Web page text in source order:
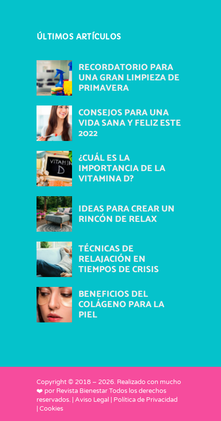
ÚLTIMOS ARTÍCULOS
RECORDATORIO PARA
UNA GRAN LIMPIEZA DE
PRIMAVERA
CONSEJOS PARA UNA
VIDA SANA Y FELIZ ESTE
2022
¿CUÁL ES LA
IMPORTANCIA DE LA
VITAMINA D?
IDEAS PARA CREAR UN
RINCÓN DE RELAX
TÉCNICAS DE
RELAJACIÓN EN
TIEMPOS DE CRISIS
BENEFICIOS DEL
COLÁGENO PARA LA
PIEL
Copyright © 2018 – 2026. Realizado con mucho
❤️ por Revista BienestarTodos los derechos
reservados. | Aviso Legal
Política de Privacidad
Cookies